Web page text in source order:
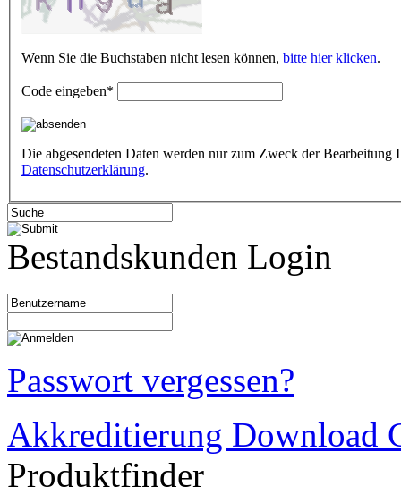
Wenn Sie die Buchstaben nicht lesen können, bitte hier klicken.
Code eingeben*
Die abgesendeten Daten werden nur zum Zweck der
Datenschutzerklärung.
Bestandskunden Login
Passwort vergessen?
Akkreditierung Download
Produktfinder